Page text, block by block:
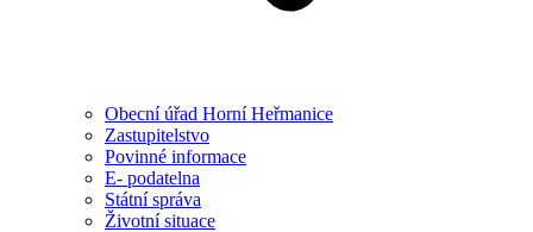
Obecní úřad Horní Heřmanice
Zastupitelstvo
Povinné informace
E- podatelna
Státní správa
Životní situace